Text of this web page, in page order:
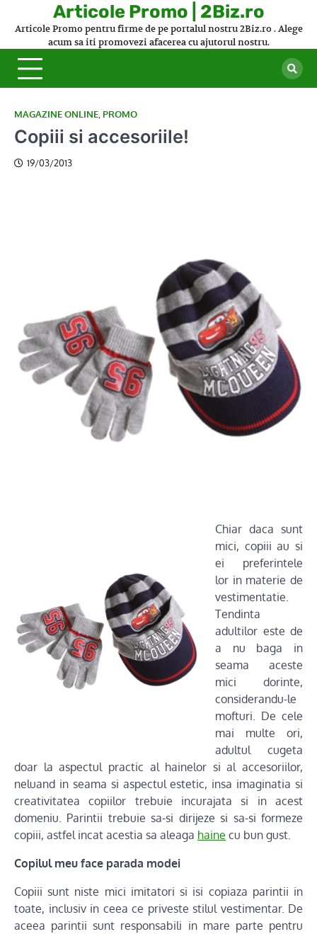
Articole Promo | 2Biz.ro
Articole Promo pentru firme de pe portalul nostru 2Biz.ro . Alege
acum sa iti promovezi afacerea cu ajutorul nostru.
MAGAZINE ONLINE PROMO
Copiii si accesoriile!
19/03/2013
Chiar daca sunt
mici, copiii au si
ei preferintele
lor in materie de
vestimentatie.
Tendinta
adultilor este de
a nu baga in
seama aceste
mici dorinte,
considerandu-le
mofturi. De cele
mai multe ori,
adultul cugeta
doar la aspectul practic al hainelor si al accesoriilor,
neluand in seama si aspectul estetic, insa imaginatia si
creativitatea copiilor trebuie incurajata si in acest
domeniu. Parintii trebuie sa-si dirijeze si sa-si formeze
copiii, astfel incat acestia sa aleaga haine cu bun gust.
Copilul meu face parada modei
Copiii sunt niste mici imitatori si isi copiaza parintii in
toate, inclusiv in ceea ce priveste stilul vestimentar. De
aceea parintii sunt responsabili in mare parte pentru